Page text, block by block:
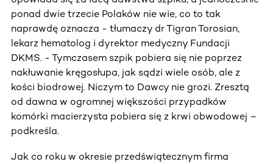
ponad dwie trzecie Polaków nie wie, co to tak
naprawdę oznacza - tłumaczy dr Tigran Torosian,
lekarz hematolog i dyrektor medyczny Fundacji
DKMS. - Tymczasem szpik pobiera się nie poprzez
nakłuwanie kręgosłupa, jak sądzi wiele osób, ale z
kości biodrowej. Niczym to Dawcy nie grozi. Zresztą
od dawna w ogromnej większości przypadków
komórki macierzysta pobiera się z krwi obwodowej –
podkreśla.
Jak co roku w okresie przedświątecznym firma